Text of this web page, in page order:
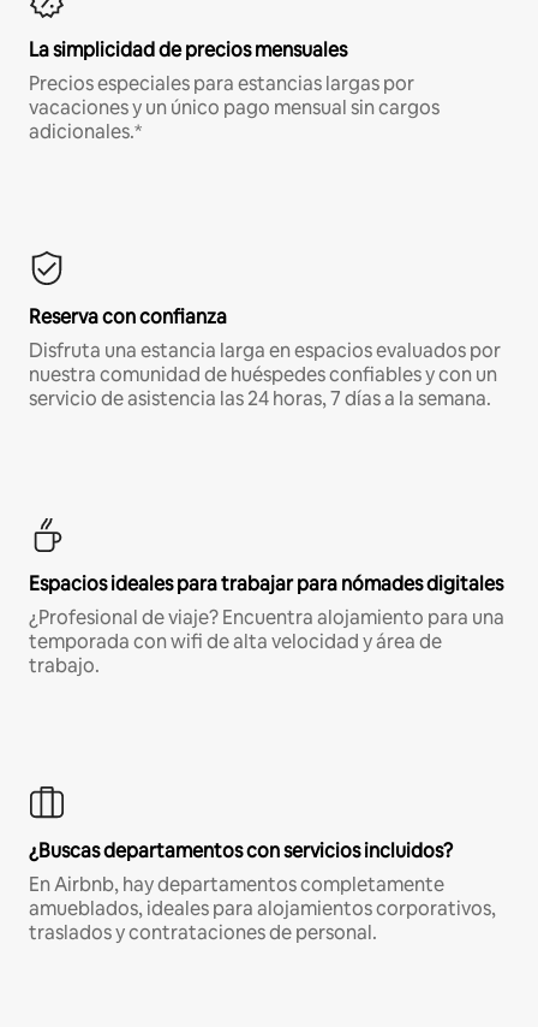
La simplicidad de precios mensuales
Precios especiales para estancias largas por
vacaciones y un único pago mensual sin cargos
adicionales.*
Reserva con confianza
Disfruta una estancia larga en espacios evaluados por
nuestra comunidad de huéspedes confiables y con un
servicio de asistencia las 24 horas, 7 días a la semana.
Espacios ideales para trabajar para nómades digitales
¿Profesional de viaje? Encuentra alojamiento para una
temporada con wifi de alta velocidad y área de
trabajo.
¿Buscas departamentos con servicios incluidos?
En Airbnb, hay departamentos completamente
amueblados, ideales para alojamientos corporativos,
traslados y contrataciones de personal.